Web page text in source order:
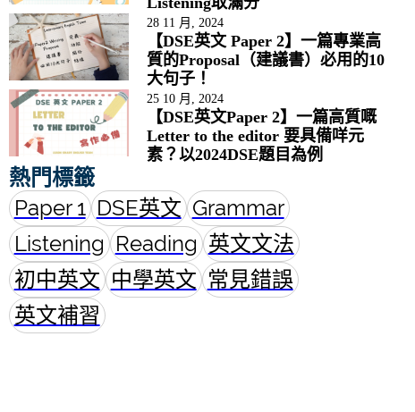
28 11 月, 2024
【DSE英文 Paper 2】一篇專業高
質的Proposal（建議書）必用的10
大句子！
25 10 月, 2024
【DSE英文Paper 2】一篇高質嘅
Letter to the editor 要具備咩元
素？以2024DSE題目為例
熱門標籤
Paper 1 DSE英文 Grammar
Listening Reading 英文文法
初中英文 中學英文 常見錯誤
英文補習